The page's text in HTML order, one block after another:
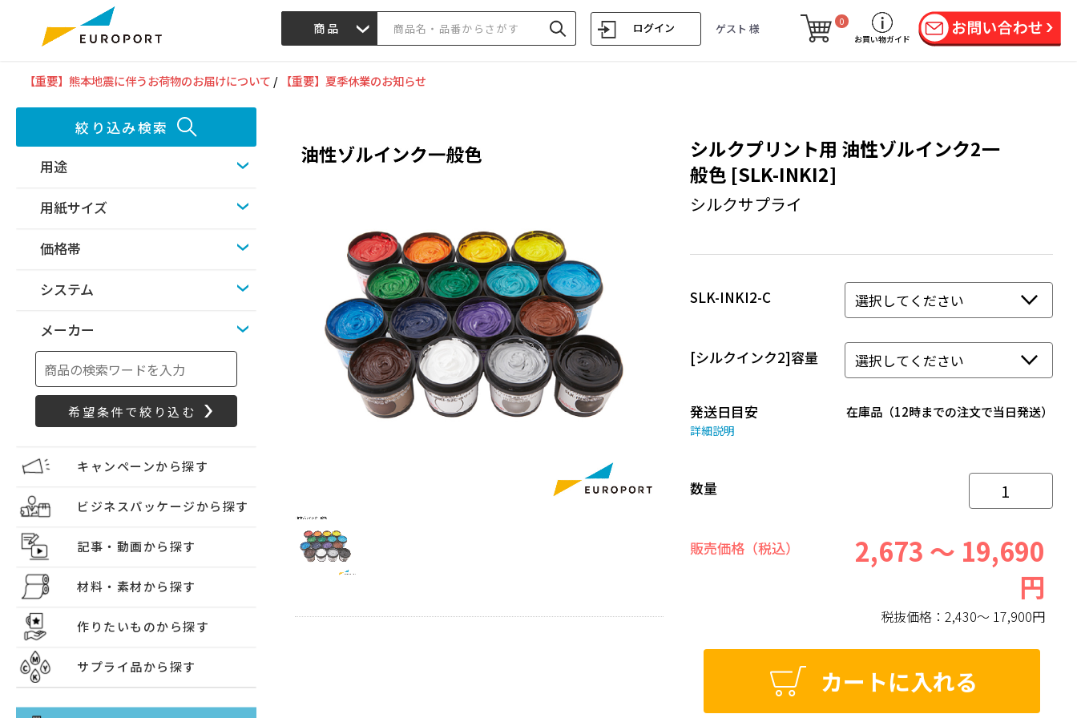
商品 ログイン ゲスト 様
0
お買い物ガイド
【重要】熊本地震に伴うお荷物のお届けについて / 【重要】夏季休業のお知らせ
絞り込み検索
用途
用紙サイズ
価格帯
システム
メーカー
キャンペーンから探す
ビジネスパッケージから探す
記事・動画から探す
材料・素材から探す
作りたいものから探す
サプライ品から探す
シルクプリント用 油性ゾルインク2一
般色 [SLK-INKI2]
シルクサプライ
SLK-INKI2-C
[シルクインク2]容量
発送日目安
詳細説明
在庫品（12時までの注文で当日発送）
数量
販売価格（税込）
2,673 ～ 19,690
円
税抜価格： 2,430～ 17,900円
カートに入れる